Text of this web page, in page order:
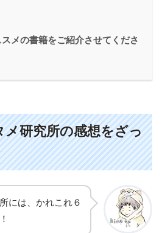
メの書籍をご紹介させてくださ
メ研究所の感想をざっ
には、かれこれ６